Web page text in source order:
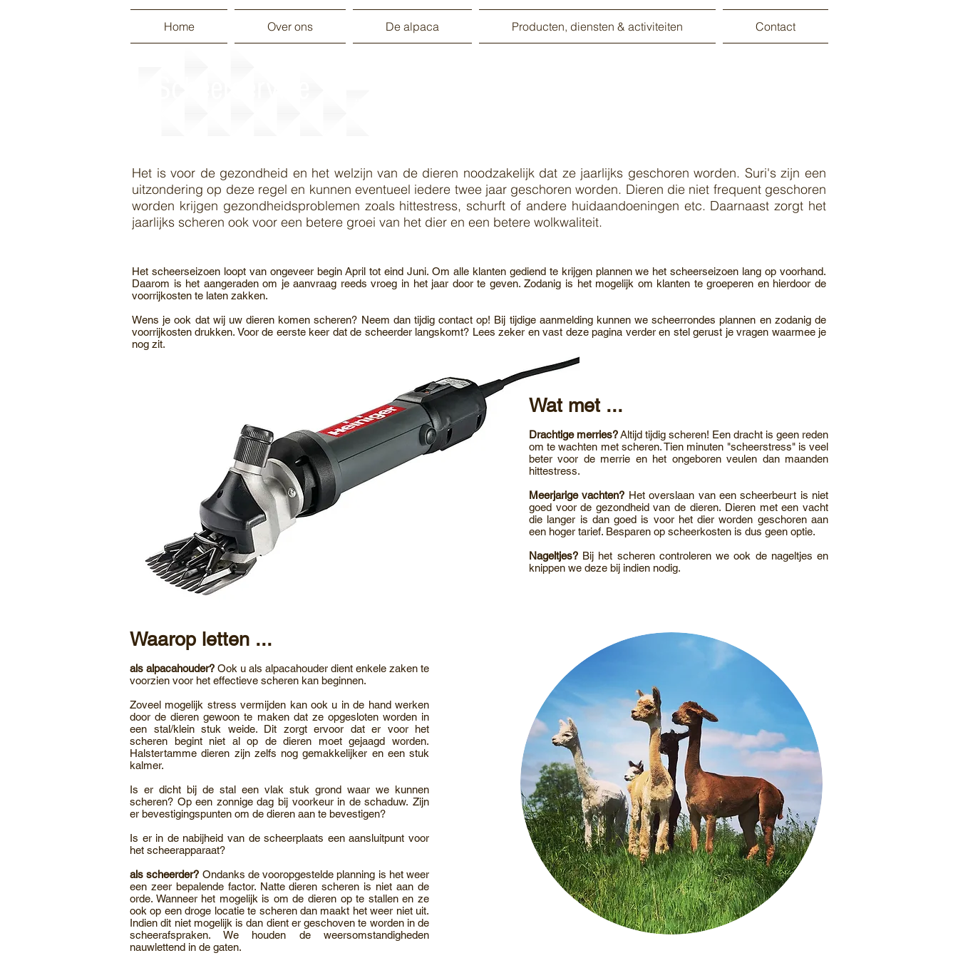
Home Over ons De alpaca Producten, diensten & activiteiten Contact
Het is voor de gezondheid en het welzijn van de dieren noodzakelijk dat ze jaarlijks geschoren worden. Suri's zijn een
uitzondering op deze regel en kunnen eventueel iedere twee jaar geschoren worden. Dieren die niet frequent geschoren
worden krijgen gezondheidsproblemen zoals hittestress, schurft of andere huidaandoeningen etc. Daarnaast zorgt het
jaarlijks scheren ook voor een betere groei van het dier en een betere wolkwaliteit.
Het scheerseizoen loopt van ongeveer begin April tot eind Juni. Om alle klanten gediend te krijgen plannen we het scheerseizoen lang op voorhand.
Daarom is het aangeraden om je aanvraag reeds vroeg in het jaar door te geven. Zodanig is het mogelijk om klanten te groeperen en hierdoor de
voorrijkosten te laten zakken.
Wens je ook dat wij uw dieren komen scheren? Neem dan tijdig contact op! Bij tijdige aanmelding kunnen we scheerrondes plannen en zodanig de
voorrijkosten drukken. Voor de eerste keer dat de scheerder langskomt? Lees zeker en vast deze pagina verder en stel gerust je vragen waarmee je
nog zit.
Wat met ...
Drachtige merries?Altijd tijdig scheren! Een dracht is geen reden
om te wachten met scheren. Tien minuten "scheerstress" is veel
beter voor de merrie en het ongeboren veulen dan maanden
hittestress.
Meerjarige vachten? Het overslaan van een scheerbeurt is niet
goed voor de gezondheid van de dieren. Dieren met een vacht
die langer is dan goed is voor het dier worden geschoren aan
een hoger tarief. Besparen op scheerkosten is dus geen optie.
Nageltjes? Bij het scheren controleren we ook de nageltjes en
knippen we deze bij indien nodig.
Waarop letten ...
als alpacahouder? Ook u als alpacahouder dient enkele zaken te
voorzien voor het effectieve scheren kan beginnen.
Zoveel mogelijk stress vermijden kan ook u in de hand werken
door de dieren gewoon te maken dat ze opgesloten worden in
een stal/klein stuk weide. Dit zorgt ervoor dat er voor het
scheren begint niet al op de dieren moet gejaagd worden.
Halstertamme dieren zijn zelfs nog gemakkelijker en een stuk
kalmer.
Is er dicht bij de stal een vlak stuk grond waar we kunnen
scheren? Op een zonnige dag bij voorkeur in de schaduw. Zijn
er bevestigingspunten om de dieren aan te bevestigen?
Is er in de nabijheid van de scheerplaats een aansluitpunt voor
het scheerapparaat?
als scheerder? Ondanks de vooropgestelde planning is het weer
een zeer bepalende factor. Natte dieren scheren is niet aan de
orde. Wanneer het mogelijk is om de dieren op te stallen en ze
ook op een droge locatie te scheren dan maakt het weer niet uit.
Indien dit niet mogelijk is dan dient er geschoven te worden in de
scheerafspraken. We houden de weersomstandigheden
nauwlettend in de gaten.